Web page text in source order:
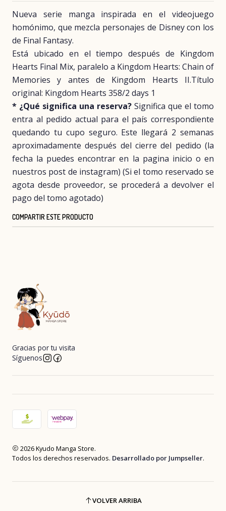
Nueva serie manga inspirada en el videojuego
homónimo, que mezcla personajes de Disney con los
de Final Fantasy.
Está ubicado en el tiempo después de Kingdom
Hearts Final Mix, paralelo a Kingdom Hearts: Chain of
Memories y antes de Kingdom Hearts II.Título
original: Kingdom Hearts 358/2 days 1
* ¿Qué significa una reserva? Significa que el tomo
entra al pedido actual para el país correspondiente
quedando tu cupo seguro. Este llegará 2 semanas
aproximadamente después del cierre del pedido (la
fecha la puedes encontrar en la pagina inicio o en
nuestros post de instagram) (Si el tomo reservado se
agota desde proveedor, se procederá a devolver el
pago del tomo agotado)
COMPARTIR ESTE PRODUCTO
Gracias por tu visita
Síguenos
2026 Kyudo Manga Store.
Todos los derechos reservados. Desarrollado por Jumpseller.
VOLVER ARRIBA